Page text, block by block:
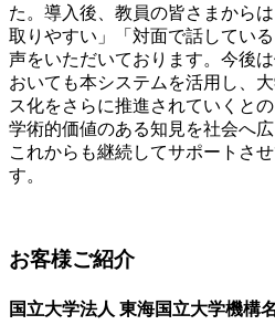
た。導入後、教員の皆さまから
取りやすい」「対面で話してい
声をいただいております。今後
おいても本システムを活用し、
ス化をさらに推進されていくと
学術的価値のある知見を社会へ
これからも継続してサポートさ
す。
お客様ご紹介
国立大学法人 東海国立大学機構